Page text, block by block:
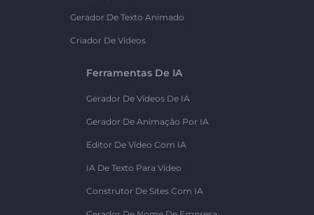
Gerador De Texto Animado
Criador De Vídeos
Ferramentas De IA
Gerador De Vídeos De IA
Gerador De Animação Por IA
Editor De Vídeo Com IA
IA De Texto Para Vídeo
Construtor De Sites Com IA